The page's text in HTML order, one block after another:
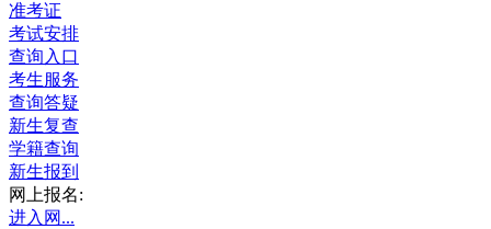
准考证
考试安排
查询入口
考生服务
查询答疑
新生复查
学籍查询
新生报到
网上报名:
进入网...